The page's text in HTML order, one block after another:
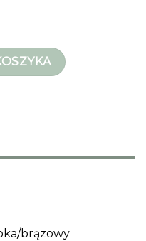
brązowy